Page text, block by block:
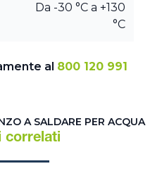
Da -30 °C a +130
°C
al 800 120 991
A SALDARE PER ACQUA
correlati